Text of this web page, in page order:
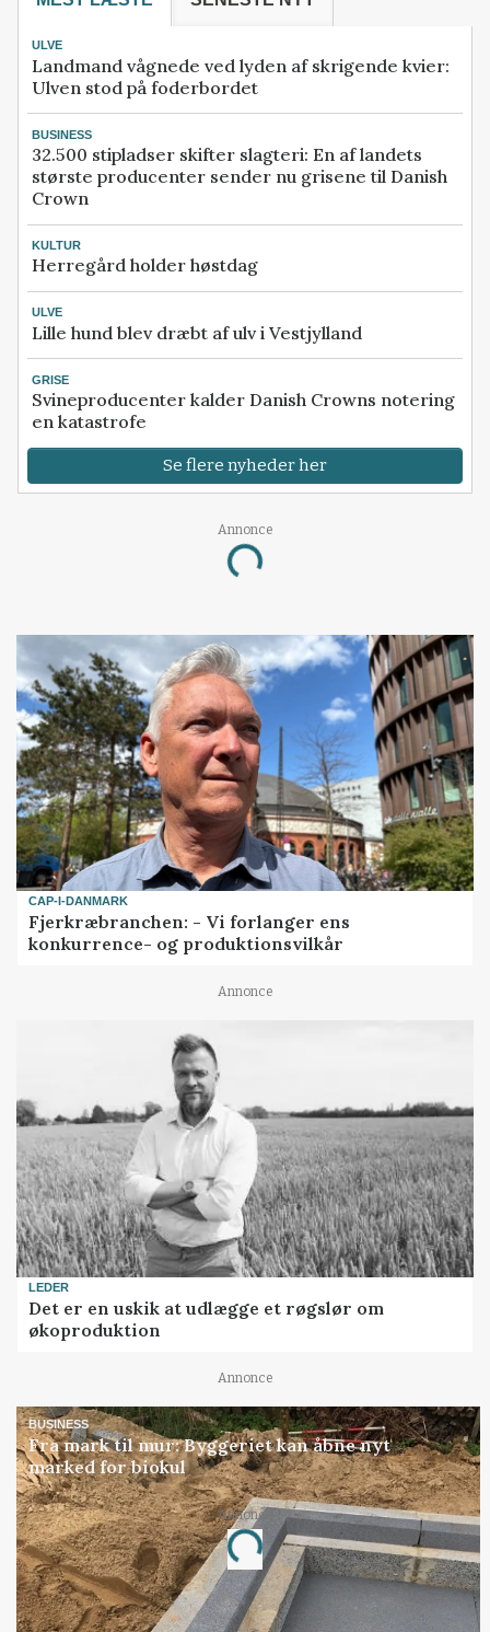
ULVE
Landmand vågnede ved lyden af skrigende kvier:
Ulven stod på foderbordet
BUSINESS
32.500 stipladser skifter slagteri: En af landets
største producenter sender nu grisene til Danish
Crown
KULTUR
Herregård holder høstdag
ULVE
Lille hund blev dræbt af ulv i Vestjylland
GRISE
Svineproducenter kalder Danish Crowns notering
en katastrofe
Se flere nyheder her
Annonce
Loading...
CAP-I-DANMARK
Fjerkræbranchen: - Vi forlanger ens
konkurrence- og produktionsvilkår
Annonce
LEDER
Det er en uskik at udlægge et røgslør om
økoproduktion
Annonce
BUSINESS
Fra mark til mur: Byggeriet kan åbne nyt
marked for biokul
Annonce
Loading...